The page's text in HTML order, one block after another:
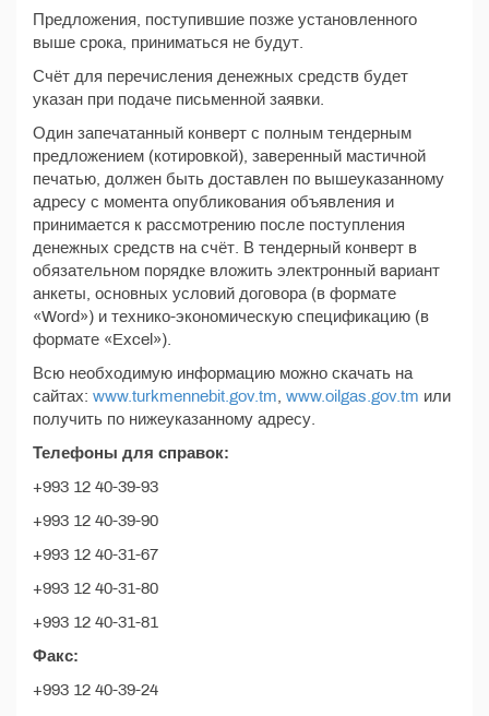
Предложения, поступившие позже установленного
выше срока, приниматься не будут.
Счёт для перечисления денежных средств будет
указан при подаче письменной заявки.
Один запечатанный конверт с полным тендерным
предложением (котировкой), заверенный мастичной
печатью, должен быть доставлен по вышеуказанному
адресу с момента опубликования объявления и
принимается к рассмотрению после поступления
денежных средств на счёт. В тендерный конверт в
обязательном порядке вложить электронный вариант
анкеты, основных условий договора (в формате
«Word») и технико-экономическую спецификацию (в
формате «Excel»).
Всю необходимую информацию можно скачать на
сайтах: www.turkmennebit.gov.tm www.oilgas.gov.tm или
получить по нижеуказанному адресу.
Телефоны для справок:
+993 12 40-39-93
+993 12 40-39-90
+993 12 40-31-67
+993 12 40-31-80
+993 12 40-31-81
Факс:
+993 12 40-39-24